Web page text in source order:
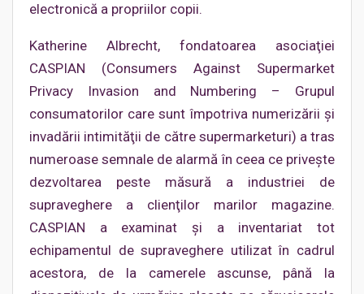
electronică a propriilor copii.
Katherine Albrecht, fondatoarea asociaţiei
CASPIAN (Consumers Against Supermarket
Privacy Invasion and Numbering – Grupul
consumatorilor care sunt împotriva numerizării şi
invadării intimităţii de către supermarketuri) a tras
numeroase semnale de alarmă în ceea ce priveşte
dezvoltarea peste măsură a industriei de
supraveghere a clienţilor marilor magazine.
CASPIAN a examinat şi a inventariat tot
echipamentul de supraveghere utilizat în cadrul
acestora, de la camerele ascunse, până la